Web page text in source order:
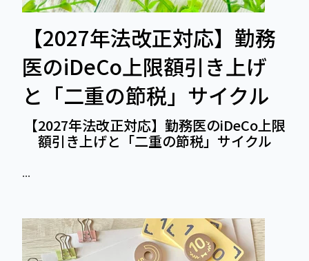
【2027年法改正対応】勤務
医のiDeCo上限額引き上げ
と「二重の節税」サイクル
【2027年法改正対応】勤務医のiDeCo上限
額引き上げと「二重の節税」サイクル
...